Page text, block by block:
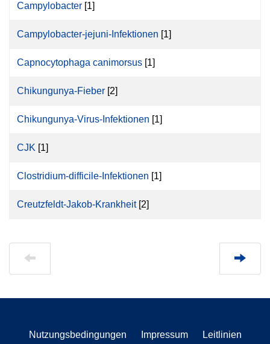
Campylobacter [1]
Campylobacter-jejuni-Infektionen [1]
Capnocytophaga canimorsus [1]
Chikungunya-Fieber [2]
Chikungunya-Virus-Infektionen [1]
CJK [1]
Clostridium-difficile-Infektionen [1]
Creutzfeldt-Jakob-Krankheit[2]
Nutzungsbedingungen Impressum
Leitlinien